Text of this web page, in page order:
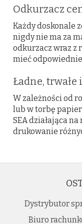
Odkurzacz
Każdy doskonale
nigdy nie ma za
odkurzacz wraz z
mieć
Ładne,
W zależności od
lub w torbę
SEA działająca
drukowanie
Dystrybutor
Biuro